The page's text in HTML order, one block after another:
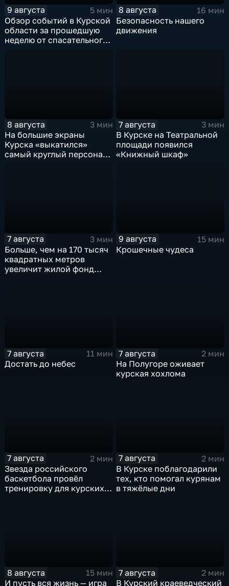
9 августа
5 мин
Обзор событий в Курской
области за прошедшую
неделю от спасательного
8 августа
16 мин
Безопасность нашего
движения
8 августа
3 мин
На большие экраны
Курска «выкатился»
самый круглый персонаж
7 августа
3 мин
В Курске на Театральной
площади появился
«Книжный шкаф»
7 августа
3 мин
Больше, чем на 170 тысяч
квадратных метров
увеличит жилой фонд
9 августа
15 мин
Крошечные чудеса
7 августа
11 мин
Достать до небес
7 августа
2 мин
На Полугоре оживает
курская хохлома
7 августа
2 мин
Звезда российского
баскетбола провёл
тренировку для курских
7 августа
2 мин
В Курске поблагодарили
тех, кто помогал курянам
в тяжёлые дни
8 августа
15 мин
И пусть вся жизнь — игра
7 августа
2 мин
В Курский краеведческий